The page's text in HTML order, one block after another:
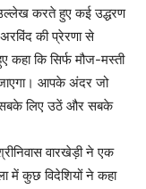
करते हुए कई उद्धरण
की प्रेरणा से
कहा कि सिर्फ मौज-मस्ती
आपके अंदर जो
लिए उठें और सबके
वारखेड़ी ने एक
में कुछ विदेशियों ने कहा